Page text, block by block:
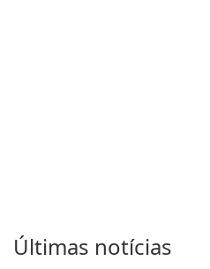
Últimas notícias